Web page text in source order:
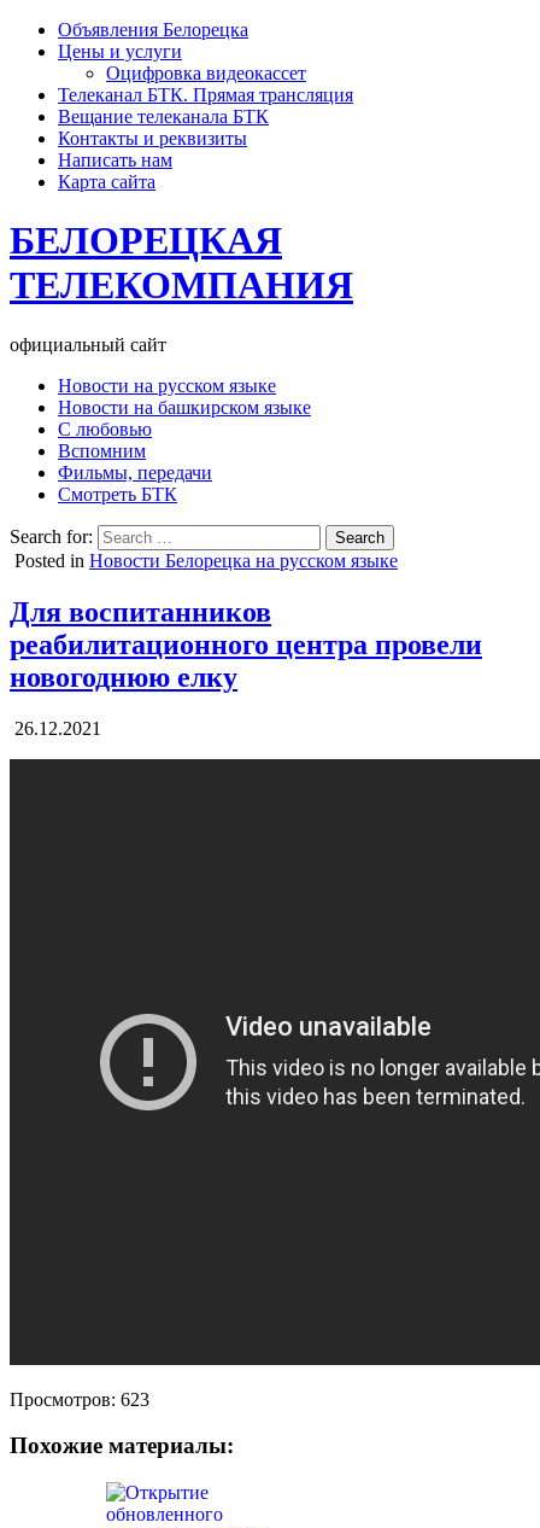
Объявления Белорецка
Цены и услуги
Оцифровка видеокассет
Телеканал БТК. Прямая трансляция
Вещание телеканала БТК
Контакты и реквизиты
Написать нам
Карта сайта
БЕЛОРЕЦКАЯ
ТЕЛЕКОМПАНИЯ
официальный сайт
Новости на русском языке
Новости на башкирском языке
С любовью
Вспомним
Фильмы, передачи
Смотреть БТК
Search for:
Posted in Новости Белорецка на русском языке
Для воспитанников
реабилитационного центра провели
новогоднюю елку
26.12.2021
Просмотров: 623
Похожие материалы: